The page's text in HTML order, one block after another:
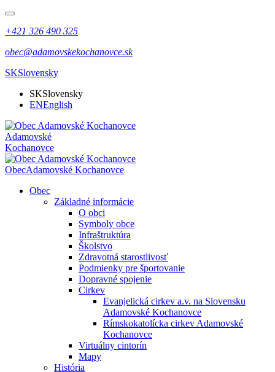
+421 326 490 325
obec@adamovskekochanovce.sk
SKSlovensky
SKSlovensky
ENEnglish
Adamovské
Kochanovce
ObecAdamovské Kochanovce
Obec
Základné informácie
O obci
Symboly obce
Infraštruktúra
Školstvo
Zdravotná starostlivosť
Podmienky pre športovanie
Dopravné spojenie
Cirkev
Evanjelická cirkev a.v. na Slovensku
Adamovské Kochanovce
Rímskokatolícka cirkev Adamovské
Kochanovce
Virtuálny cintorín
Mapy
História